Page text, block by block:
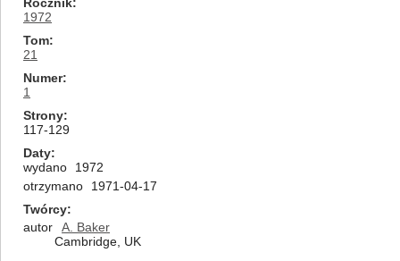
1972
Tom
21
Numer
1
Strony
117-129
Daty
wydano
1972
otrzymano
1971-04-17
Twórcy
autor
A. Baker
Cambridge, UK